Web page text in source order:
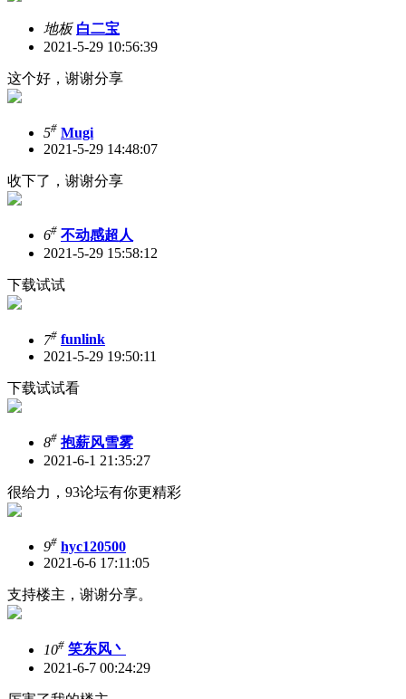
地板 白二宝
2021-5-29 10:56:39
这个好，谢谢分享
5# Mugi
2021-5-29 14:48:07
收下了，谢谢分享
6# 不动感超人
2021-5-29 15:58:12
下载试试
7# funlink
2021-5-29 19:50:11
下载试试看
8# 抱薪风雪雾
2021-6-1 21:35:27
很给力，93论坛有你更精彩
9# hyc120500
2021-6-6 17:11:05
支持楼主，谢谢分享。
10# 笑东风丶
2021-6-7 00:24:29